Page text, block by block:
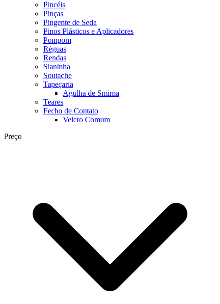
Pincéis
Pinças
Pingente de Seda
Pinos Plásticos e Aplicadores
Pompom
Réguas
Rendas
Sianinha
Soutache
Tapeçaria
Agulha de Smirna
Teares
Fecho de Contato
Velcro Comum
Preço